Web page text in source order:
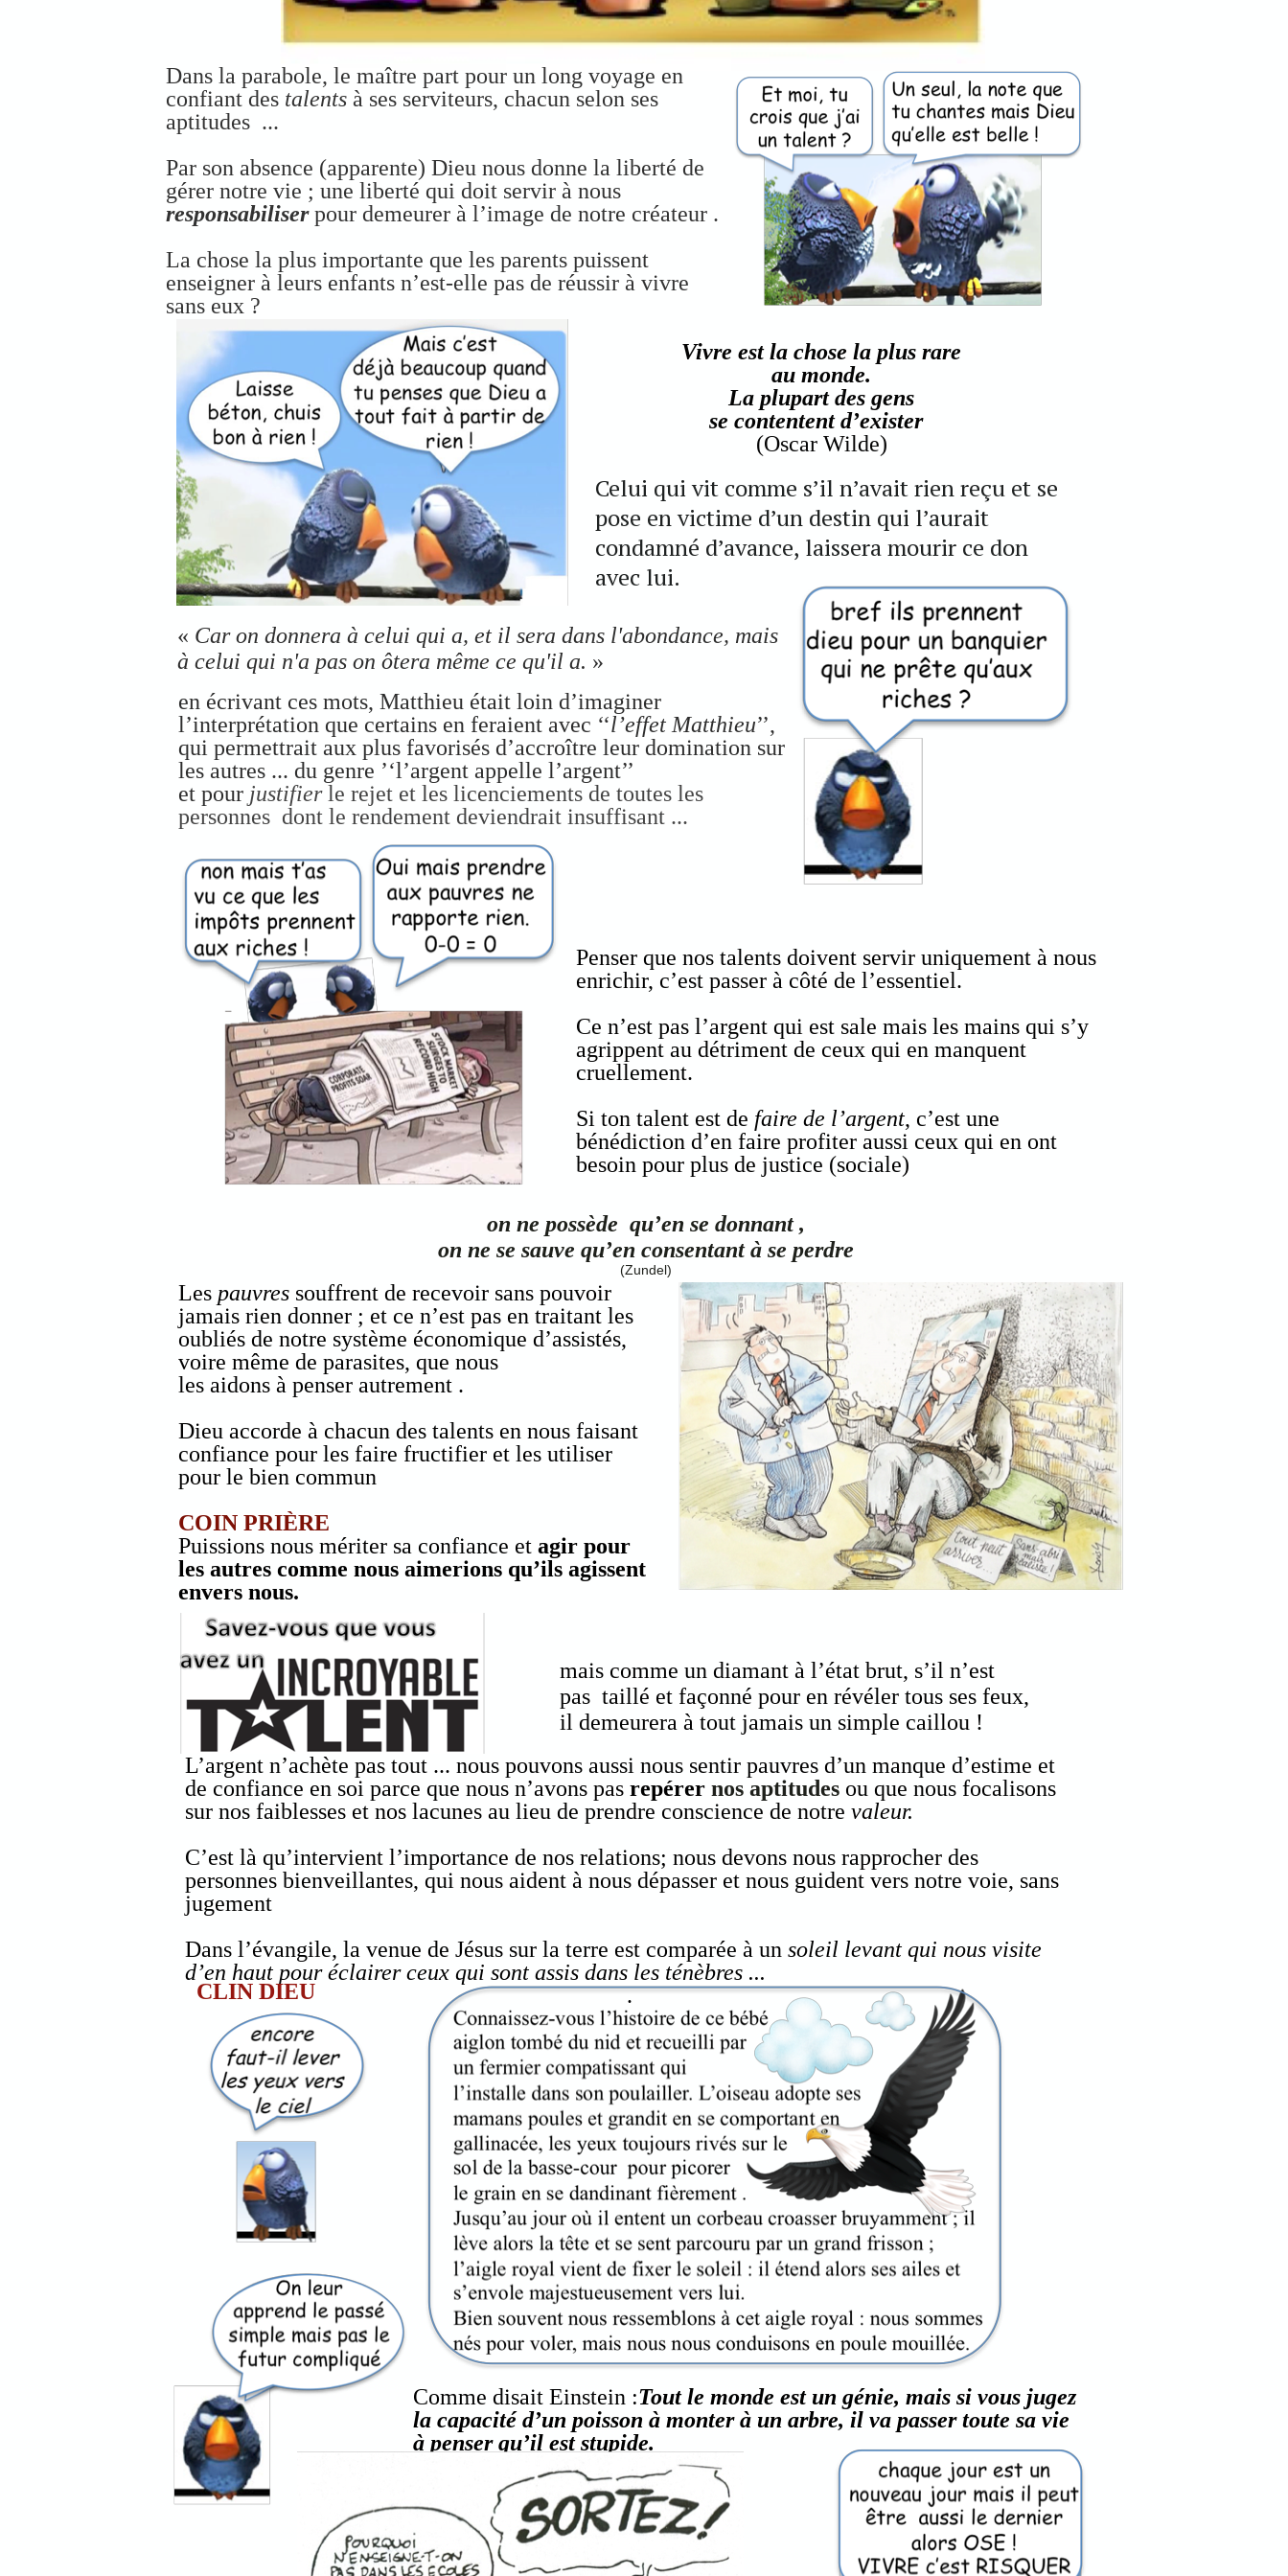
Dans la parabole, le maître part pour un long voyage en
confiant destalents à ses serviteurs, chacun selon ses
aptitudes ...
Par son absence (apparente) Dieu nous donne la liberté de
gérer notre vie ; une liberté qui doit servir à nous
responsabiliserpour demeurer à l’image de notre créateur .
La chose la plus importante que les parents puissent
enseigner à leurs enfants n’est-elle pas de réussir à vivre
sans eux ?
Vivre est la chose la plus rare
au monde.
La plupart des gens
se contentent d’exister
(Oscar Wilde)
Celui qui vit comme s’il n’avait rien reçu et se
pose en victime d’un destin qui l’aurait
condamné d’avance, laissera mourir ce don
avec lui.
« Car on donnera à celui qui a, et il sera dans l'abondance, mais
à celui qui n'a pas on ôtera même ce qu'il a. »
en écrivant ces mots, Matthieu était loin d’imaginer
l’interprétation que certains en feraient avec ‘‘l’effet Matthieu’’,
qui permettrait aux plus favorisés d’accroître leur domination sur
les autres ... du genre ’‘l’argent appelle l’argent’’
et pour justifierle rejet et les licenciements de toutes les
personnes dont le rendement deviendrait insuffisant ...
Penser que nos talents doivent servir uniquement à nous
enrichir, c’est passer à côté de l’essentiel.
Ce n’est pas l’argent qui est sale mais les mains qui s’y
agrippent au détriment de ceux qui en manquent
cruellement.
Si ton talent est de faire de l’argent, c’est une
bénédiction d’en faire profiter aussi ceux qui en ont
besoin pour plus de justice (sociale)
on ne possède qu’en se donnant ,
on ne se sauve qu’en consentant à se perdre
(Zundel)
Les pauvres souffrent de recevoir sans pouvoir
jamais rien donner ; et ce n’est pas en traitant les
oubliés de notre système économique d’assistés,
voire même de parasites, que nous
les aidons à penser autrement .
Dieu accorde à chacun des talents en nous faisant
confiance pour les faire fructifier et les utiliser
pour le bien commun
COIN PRIÈRE
Puissions nous mériter sa confiance et agir pour
les autres comme nous aimerions qu’ils agissent
envers nous.
mais comme un diamant à l’état brut, s’il n’est
pas taillé et façonné pour en révéler tous ses feux,
il demeurera à tout jamais un simple caillou !
L’argent n’achète pas tout ... nous pouvons aussi nous sentir pauvres d’un manque d’estime et
de confiance en soi parce que nous n’avons pas repérer nos aptitudes ou que nous focalisons
sur nos faiblesses et nos lacunes au lieu de prendre conscience de notre valeur.
C’est là qu’intervient l’importance de nos relations; nous devons nous rapprocher des
personnes bienveillantes, qui nous aident à nous dépasser et nous guident vers notre voie, sans
jugement
Dans l’évangile, la venue de Jésus sur la terre est comparée à un soleil levant qui nous visite
d’en haut pour éclairer ceux qui sont assis dans les ténèbres ...
.
CLIN DIEU
Comme disait Einstein :Tout le monde est un génie, mais si vous jugez
la capacité d’un poisson à monter à un arbre, il va passer toute sa vie
à penser qu’il est stupide.